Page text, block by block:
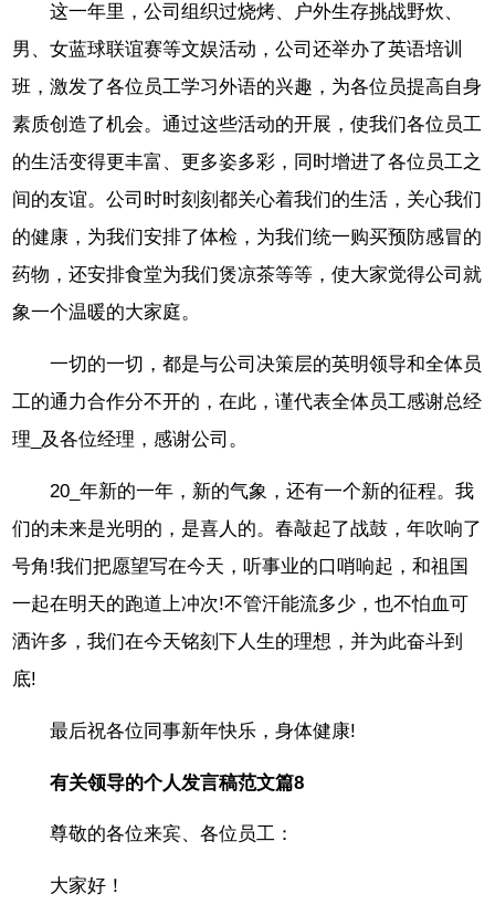
这一年里，公司组织过烧烤、户外生存挑战野炊、
男、女蓝球联谊赛等文娱活动，公司还举办了英语培训
班，激发了各位员工学习外语的兴趣，为各位员提高自身
素质创造了机会。通过这些活动的开展，使我们各位员工
的生活变得更丰富、更多姿多彩，同时增进了各位员工之
间的友谊。公司时时刻刻都关心着我们的生活，关心我们
的健康，为我们安排了体检，为我们统一购买预防感冒的
药物，还安排食堂为我们煲凉茶等等，使大家觉得公司就
象一个温暖的大家庭。
一切的一切，都是与公司决策层的英明领导和全体员
工的通力合作分不开的，在此，谨代表全体员工感谢总经
理_及各位经理，感谢公司。
20_年新的一年，新的气象，还有一个新的征程。我
们的未来是光明的，是喜人的。春敲起了战鼓，年吹响了
号角!我们把愿望写在今天，听事业的口哨响起，和祖国
一起在明天的跑道上冲次!不管汗能流多少，也不怕血可
洒许多，我们在今天铭刻下人生的理想，并为此奋斗到
底!
最后祝各位同事新年快乐，身体健康!
有关领导的个人发言稿范文篇8
尊敬的各位来宾、各位员工：
大家好！